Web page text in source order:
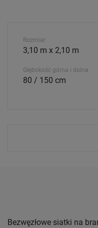
Rozmiar
3,10 m x 2,10 m
Głębokość górna i dolna
80 / 150 cm
Bezwęzłowe siatki na